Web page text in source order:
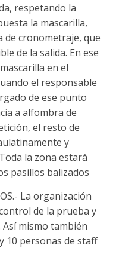
respetando la
la mascarilla,
de cronometraje, que
de la salida. En ese
en el
el responsable
de ese punto
a alfombra de
el resto de
y
la zona estará
pasillos balizados
La organización
de la prueba y
mismo también
10 personas de staff